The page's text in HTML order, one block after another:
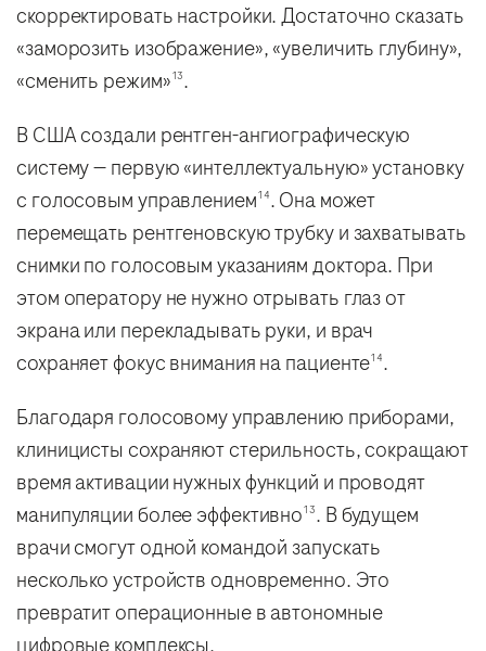
скорректировать настройки. Достаточно сказать
«заморозить изображение», «увеличить глубину»,
«сменить режим»13.
В США создали рентген-ангиографическую
систему — первую «интеллектуальную» установку
с голосовым управлением14. Она может
перемещать рентгеновскую трубку и захватывать
снимки по голосовым указаниям доктора. При
этом оператору не нужно отрывать глаз от
экрана или перекладывать руки, и врач
сохраняет фокус внимания на пациенте14.
Благодаря голосовому управлению приборами,
клиницисты сохраняют стерильность, сокращают
время активации нужных функций и проводят
манипуляции более эффективно13. В будущем
врачи смогут одной командой запускать
несколько устройств одновременно. Это
превратит операционные в автономные